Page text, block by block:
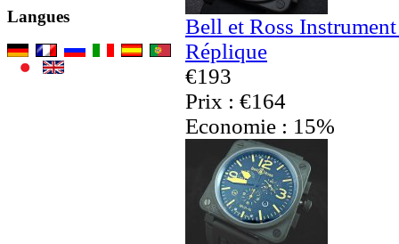
Langues
Bell et Ross
Réplique
€193
Prix : €164
Economie : 15%